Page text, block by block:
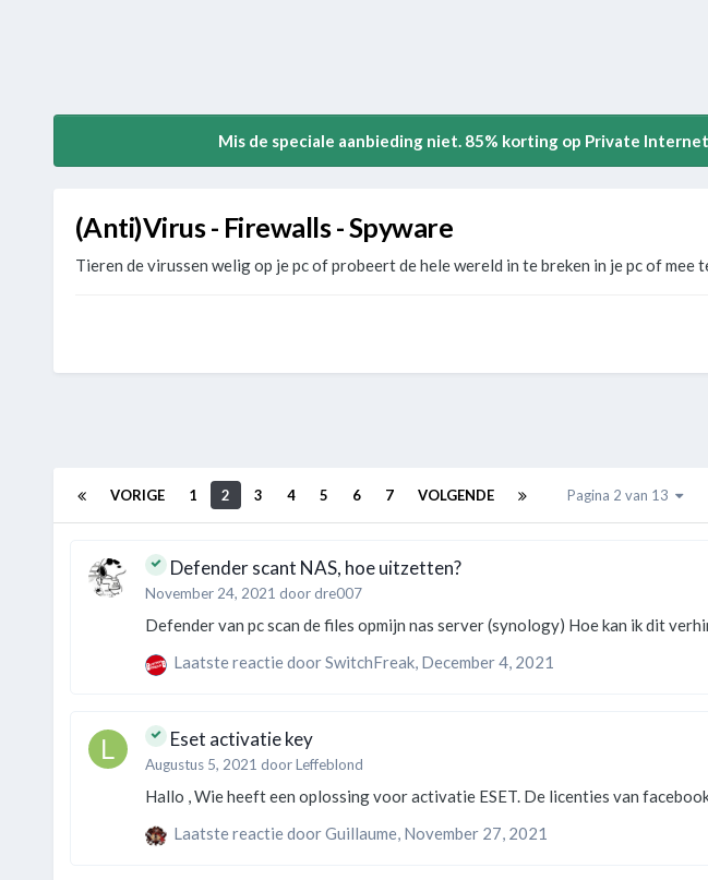
Mis de speciale aanbieding niet. 85% korting op Private
(Anti)Virus - Firewalls - Spyware
Tieren de virussen welig op je pc of probeert de hele wereld in te breken in je pc of mee
VORIGE 1 2 3 4 5 6 7 VOLGENDE Pagina 2 van 13
Defender scant NAS, hoe uitzetten?
November 24, 2021 doordre007
Defender van pc scan de files opmijn nas server (synology) Hoe
Laatste reactie doorSwitchFreak, December 4, 2021
Eset activatie key
Augustus 5, 2021 doorLeffeblond
Laatste reactie doorGuillaume, November 27, 2021